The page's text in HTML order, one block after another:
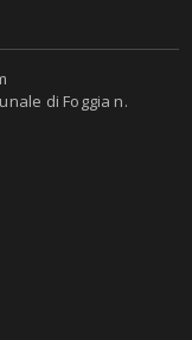
di Foggia n.